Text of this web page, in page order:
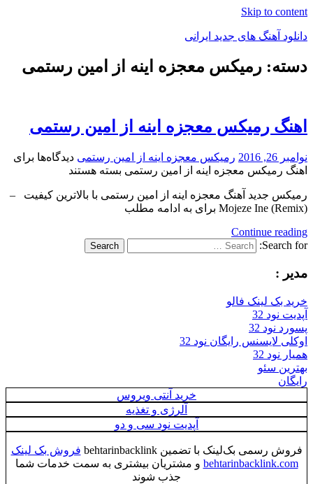
Skip to content
دانلود آهنگ های جدید ایرانی
دانلود
دسته: رمیکس معجزه اینه از امین رستمی
اهنگ رمیکس معجزه اینه از امین رستمی
نوامبر 26, 2016 رمیکس معجزه اینه از امین رستمی دیدگاه‌ها برای
اهنگ رمیکس معجزه اینه از امین رستمی بسته هستند
رمیکس جدید آهنگ معجزه اینه از امین رستمی با بالاترین کیفیت –
Mojeze Ine (Remix) برای به ادامه مطلب
Continue reading
Search for:
Search
مدیر :
خرید بک لینک فالو
آپدیت نود 32
پسورد نود 32
اوکلی لایسنس رایگان نود 32
همیار نود 32
بهترین سئو
رایگان
خرید آنتی ویروس
آلرژی و تغذیه
آپدیت نود سی و دو
فروش رسمی بک‌لینک با تضمین behtarinbacklink
فروش بک لینک
behtarinbacklink.com و مشتریان بیشتری به سمت خدمات شما
جذب شوند